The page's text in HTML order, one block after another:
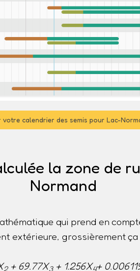
votre calendrier des semis pour Lac-
la zone de
Normand
qui prend en
extérieure, grossièrement ça
2+ 69.77X3+ 1.256X4+